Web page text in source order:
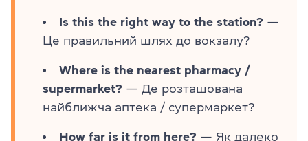
Is this the right way to the station? —
Це правильний шлях до вокзалу?
Where is the nearest pharmacy /
supermarket? — Де розташована
найближча аптека / супермаркет?
How far is it from here? — Як далеко